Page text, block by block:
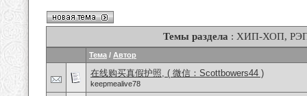
Темы раздела : ХИП-ХОП,
Тема / Автор
在线购买真假护照, ( 微信：Scottbowers44 )
keepmealive78